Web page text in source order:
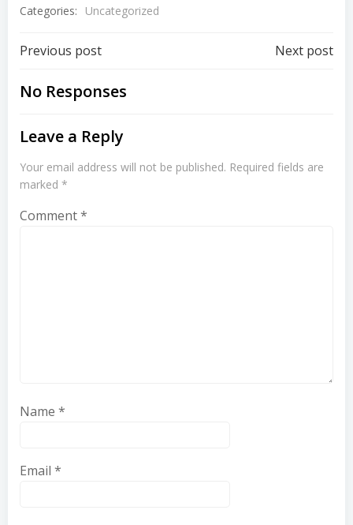
Categories: Uncategorized
Post
navigation
Previous post Next post
No Responses
Leave a Reply
Your email address will not be published. Required fields are
marked *
Comment*
Name *
Email *